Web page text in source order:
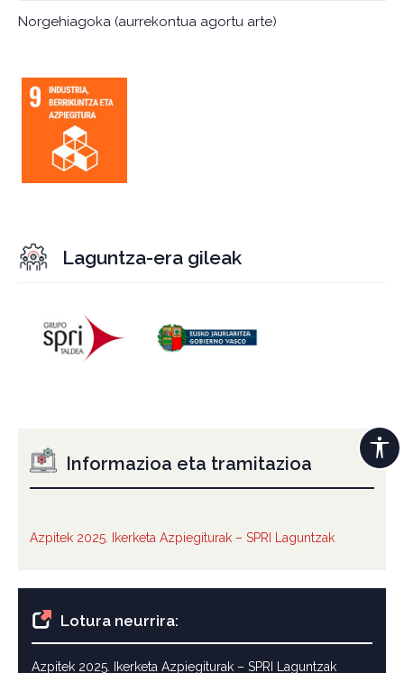
Norgehiagoka (aurrekontua agortu arte)
Laguntza-era gileak
Informazioa eta tramitazioa
Azpitek 2025. Ikerketa Azpiegiturak – SPRI Laguntzak
Lotura neurrira:
Azpitek 2025. Ikerketa Azpiegiturak – SPRI Laguntzak